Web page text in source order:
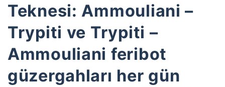
Teknesi: Ammouliani –
Trypiti ve Trypiti –
Ammouliani feribot
güzergahları her gün